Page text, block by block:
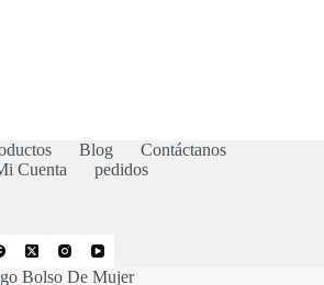
Blog
Contáctanos
Cuenta
pedidos